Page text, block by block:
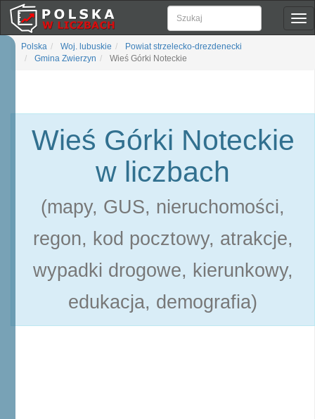
Polska Woj. lubuskie
Powiat strzelecko-drezdenecki
Gmina Zwierzyn
Wieś Górki Noteckie
Wieś Górki Noteckie
w liczbach
(mapy, GUS, nieruchomości,
regon, kod pocztowy, atrakcje,
wypadki drogowe, kierunkowy,
edukacja, demografia)